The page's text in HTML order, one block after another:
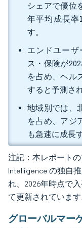
シェアで優位
年平均成長率
す。
エンドユー
ス・保険が
を占め、ヘル
すると予測さ
地域別では、
を占め、アジ
も急速に成長
注記：本レポート
Intelligence の独自
れ、2026年時点で
て更新されています
グローバルマー